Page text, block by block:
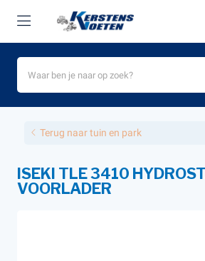
Terug naar tuin en park
ISEKI TLE 3410
VOORLADER